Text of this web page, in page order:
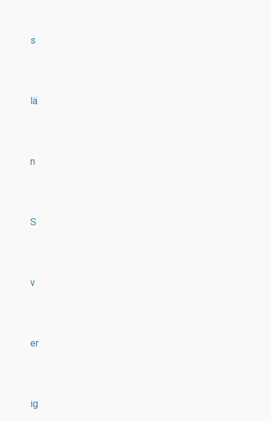
s
lä
n
S
v
er
ig